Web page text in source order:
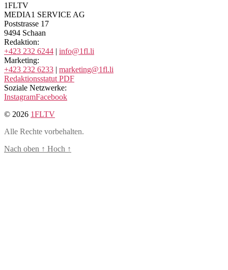
1FLTV
MEDIA1 SERVICE AG
Poststrasse 17
9494 Schaan
Redaktion:
+423 232 6244 | info@1fl.li
Marketing:
+423 232 6233 | marketing@1fl.li
Redaktionsstatut PDF
Soziale Netzwerke:
InstagramFacebook
© 2026 1FLTV
Alle Rechte vorbehalten.
Nach oben ↑ Hoch ↑